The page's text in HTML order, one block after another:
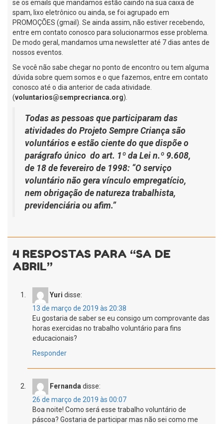
se os emails que mandamos estão caindo na sua caixa de
spam, lixo eletrônico ou ainda, se foi agrupado em
PROMOÇÕES (gmail). Se ainda assim, não estiver recebendo,
entre em contato conosco para solucionarmos esse problema.
De modo geral, mandamos uma newsletter até 7 dias antes de
nossos eventos.
Se você não sabe chegar no ponto de encontro ou tem alguma
dúvida sobre quem somos e o que fazemos, entre em contato
conosco até o dia anterior de cada atividade.
(voluntarios@semprecrianca.org).
Todas as pessoas que participaram das
atividades do Projeto Sempre Criança são
voluntários e estão ciente do que dispõe o
parágrafo único do art. 1º da Lei n.º 9.608,
de 18 de fevereiro de 1998: “O serviço
voluntário não gera vínculo empregatício,
nem obrigação de natureza trabalhista,
previdenciária ou afim.”
4 RESPOSTAS PARA “SA DE
ABRIL”
Yuri disse:
13 de março de 2019 às 20:38
Eu gostaria de saber se eu consigo um comprovante das
horas exercidas no trabalho voluntário para fins
educacionais?
Responder
Fernanda disse:
26 de março de 2019 às 00:07
Boa noite! Como será esse trabalho voluntário de
páscoa? Gostaria de participar mas não sei como me